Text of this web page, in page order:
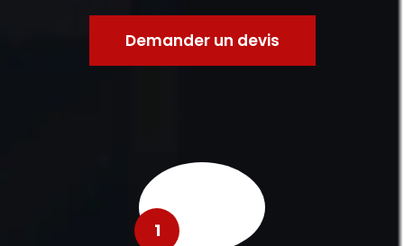
Demander un devis
1